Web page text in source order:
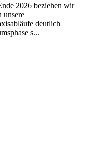
2026 beziehen wir
unsere
deutlich
s...